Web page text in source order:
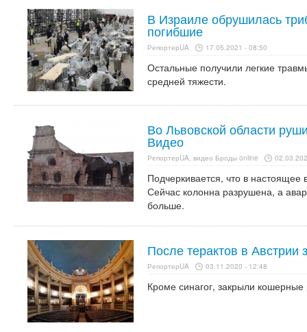
В Израиле обрушилась
погибшие
РепортерUA 17.05.2021 - 08:50
Остальные получили легкие
средней тяжести.
Во Львовской области
Видео
РепортерUA, видео Броды online
Подчеркивается, что в
Сейчас колонна разрушена, а
больше.
После терактов в Австрии
РепортерUA 03.11.2020 - 12:48
Кроме синагог, закрыли